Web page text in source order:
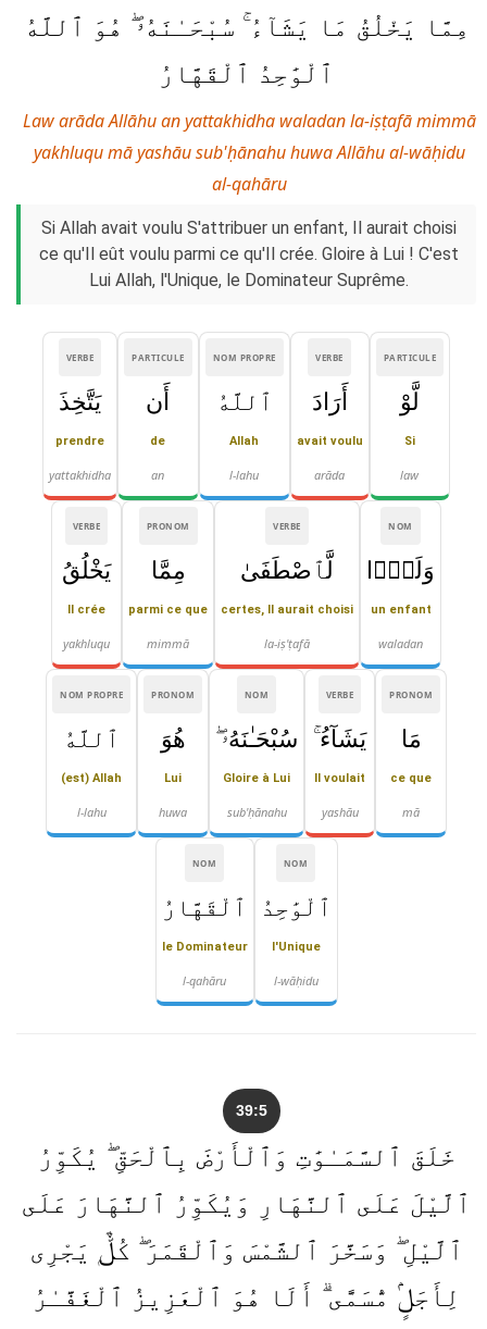
مِمَّا يَخْلُقُ مَا يَشَآءُ ۚ سُبْحَـٰنَهُۥ ۖ هُوَ ٱللَّهُ
ٱلْوَٰحِدُ ٱلْقَهَّارُ
Law arāda Allāhu an yattakhidha waladan la-iṣṭafā mimmā
yakhluqu mā yashāu sub'ḥānahu huwa Allāhu al-wāḥidu
al-qahāru
Si Allah avait voulu S'attribuer un enfant, Il aurait choisi
ce qu'Il eût voulu parmi ce qu'Il crée. Gloire à Lui ! C'est
Lui Allah, l'Unique, le Dominateur Suprême.
PARTICULE
لَّوْ
Si
law
VERBE
أَرَادَ
avait voulu
arāda
NOM PROPRE
ٱللَّهُ
Allah
l-lahu
PARTICULE
أَن
de
an
VERBE
يَتَّخِذَ
prendre
yattakhidha
NOM
وَلَدًۭا
un enfant
waladan
VERBE
لَّٱصْطَفَىٰ
certes, Il aurait choisi
la-iṣ'ṭafā
PRONOM
مِمَّا
parmi ce que
mimmā
VERBE
يَخْلُقُ
Il crée
yakhluqu
PRONOM
مَا
ce que
mā
VERBE
يَشَآءُ ۚ
Il voulait
yashāu
NOM
سُبْحَـٰنَهُۥ ۖ
Gloire à Lui
sub'ḥānahu
PRONOM
هُوَ
Lui
huwa
NOM PROPRE
ٱللَّهُ
(est) Allah
l-lahu
NOM
ٱلْوَٰحِدُ
l'Unique
l-wāḥidu
NOM
ٱلْقَهَّارُ
le Dominateur
l-qahāru
39:5
خَلَقَ ٱلسَّمَـٰوَٰتِ وَٱلْأَرْضَ بِٱلْحَقِّ ۖ يُكَوِّرُ
ٱلَّيْلَ عَلَى ٱلنَّهَارِ وَيُكَوِّرُ ٱلنَّهَارَ عَلَى
ٱلَّيْلِ ۖ وَسَخَّرَ ٱلشَّمْسَ وَٱلْقَمَرَ ۖ كُلٌّۭ يَجْرِى
لِأَجَلٍۢ مُّسَمًّى ۗ أَلَا هُوَ ٱلْعَزِيزُ ٱلْغَفَّـٰرُ